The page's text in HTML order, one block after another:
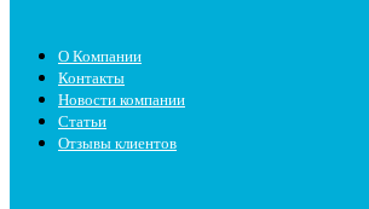
О Компании
Контакты
Новости компании
Статьи
Отзывы клиентов